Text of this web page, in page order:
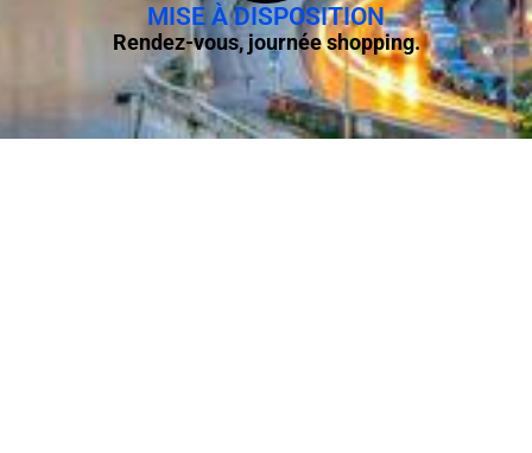
MISE À DISPOSITION
Rendez-vous, journée shopping.